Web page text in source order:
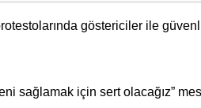
göstericiler ile
sağlamak için sert olacağız”